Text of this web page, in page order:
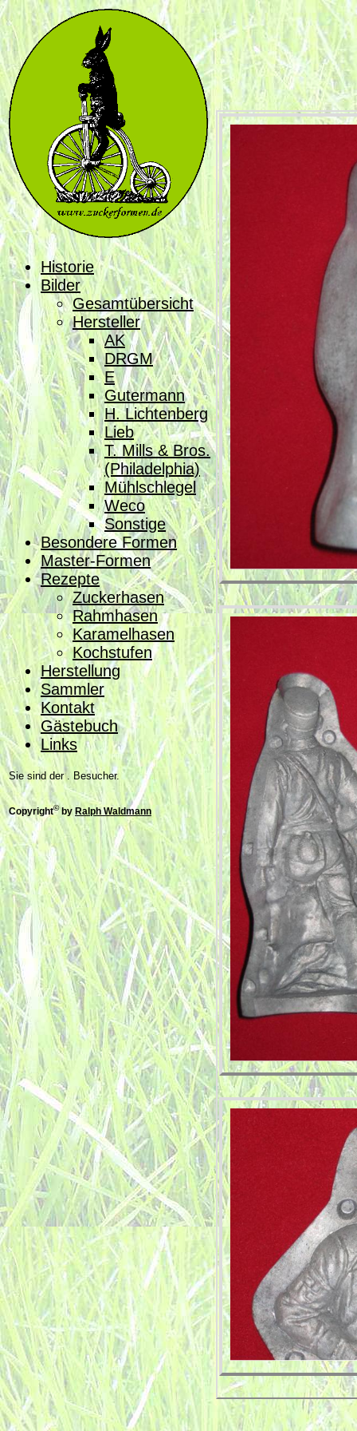
Historie
Bilder
Gesamtübersicht
Hersteller
AK
DRGM
E
Gutermann
H. Lichtenberg
Lieb
T. Mills & Bros.
(Philadelphia)
Mühlschlegel
Weco
Sonstige
Besondere Formen
Master-Formen
Rezepte
Zuckerhasen
Rahmhasen
Karamelhasen
Kochstufen
Herstellung
Sammler
Kontakt
Gästebuch
Links
Sie sind der . Besucher.
Copyright©by Ralph Waldmann